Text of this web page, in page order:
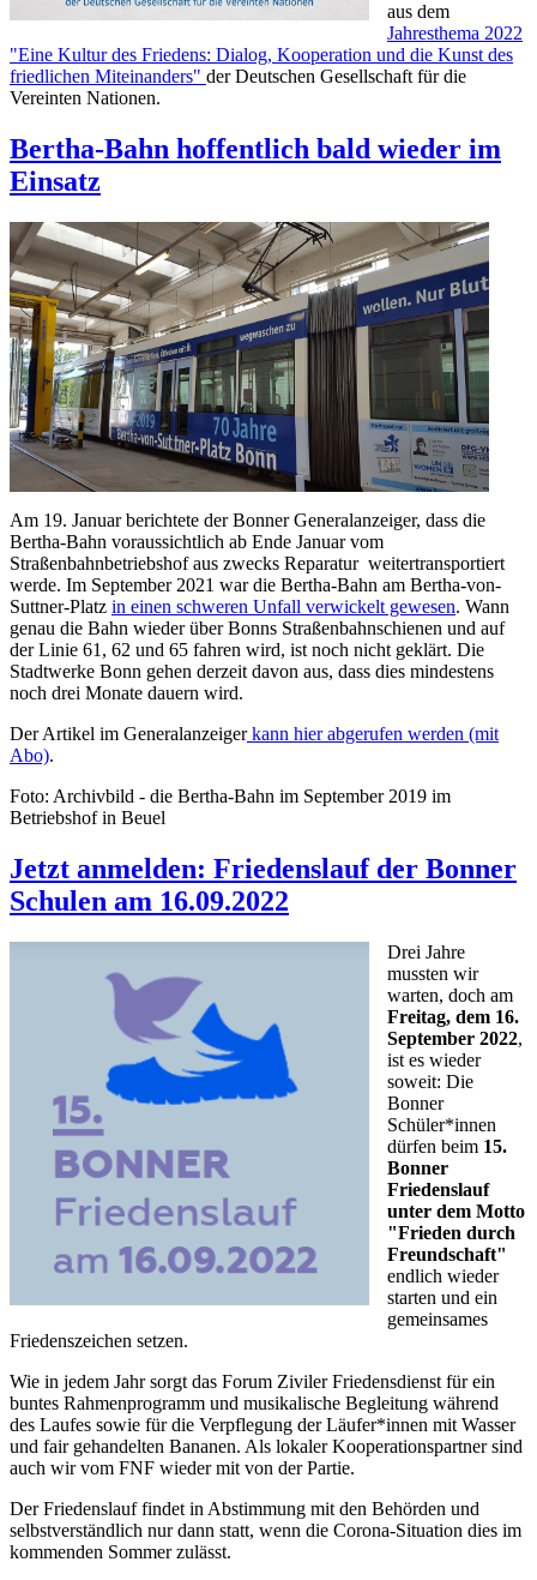
aus dem
Jahresthema 2022
"Eine Kultur des Friedens: Dialog, Kooperation und die Kunst des
friedlichen Miteinanders" der Deutschen Gesellschaft für die
Vereinten Nationen.
Bertha-Bahn hoffentlich bald wieder im
Einsatz
Am 19. Januar berichtete der Bonner Generalanzeiger, dass die
Bertha-Bahn voraussichtlich ab Ende Januar vom
Straßenbahnbetriebshof aus zwecks Reparatur weitertransportiert
werde. Im September 2021 war die Bertha-Bahn am Bertha-von-
Suttner-Platz in einen schweren Unfall verwickelt gewesen. Wann
genau die Bahn wieder über Bonns Straßenbahnschienen und auf
der Linie 61, 62 und 65 fahren wird, ist noch nicht geklärt. Die
Stadtwerke Bonn gehen derzeit davon aus, dass dies mindestens
noch drei Monate dauern wird.
Der Artikel im Generalanzeigerkann hier abgerufen werden (mit
Abo).
Foto: Archivbild - die Bertha-Bahn im September 2019 im
Betriebshof in Beuel
Jetzt anmelden: Friedenslauf der Bonner
Schulen am 16.09.2022
Drei Jahre
mussten wir
warten, doch am
Freitag, dem 16.
September 2022,
ist es wieder
soweit: Die
Bonner
Schüler*innen
dürfen beim 15.
Bonner
Friedenslauf
unter dem Motto
"Frieden durch
Freundschaft"
endlich wieder
starten und ein
gemeinsames
Friedenszeichen setzen.
Wie in jedem Jahr sorgt das Forum Ziviler Friedensdienst für ein
buntes Rahmenprogramm und musikalische Begleitung während
des Laufes sowie für die Verpflegung der Läufer*innen mit Wasser
und fair gehandelten Bananen. Als lokaler Kooperationspartner sind
auch wir vom FNF wieder mit von der Partie.
Der Friedenslauf findet in Abstimmung mit den Behörden und
selbstverständlich nur dann statt, wenn die Corona-Situation dies im
kommenden Sommer zulässt.